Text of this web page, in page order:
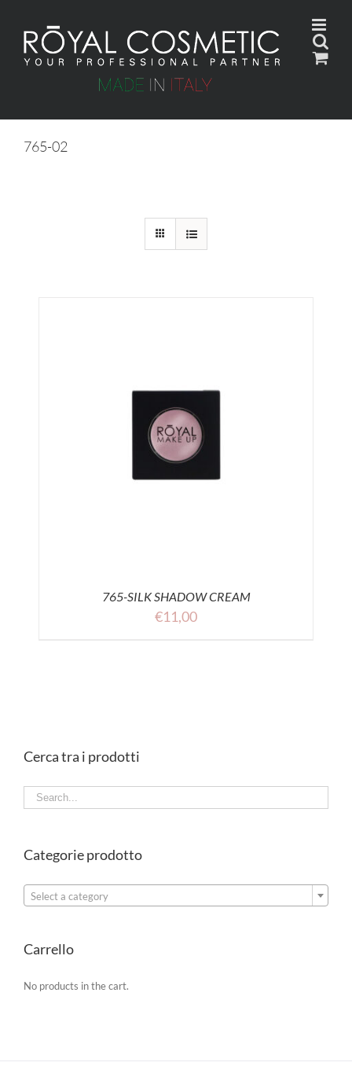
content
765-02
765-SILK SHADOW CREAM
€11,00
Cerca tra i prodotti
Categorie prodotto
Select a category
Carrello
No products in the cart.